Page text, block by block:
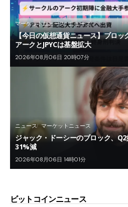
マーケットニュース ニュース
【今日の仮想通貨ニュース】ブロッ
アークとJPYCは基盤拡大
2026年08月06日 20時07分
ニュース マーケットニュース
ジャック・ドーシーのブロック、
31%減
2026年08月06日 14時01分
ビットコインニュース